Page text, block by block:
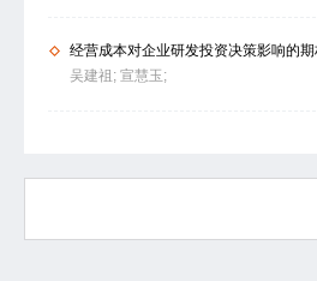
经营成本对企业研发投资决策影响的
吴建祖; 宣慧玉;